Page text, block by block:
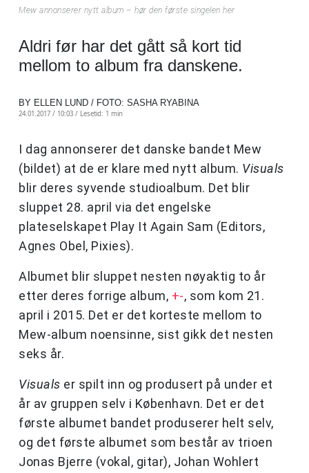
Mew annonserer nytt album – hør den første singelen her
Aldri før har det gått så kort tid
mellom to album fra danskene.
BY ELLEN LUND / FOTO: SASHA RYABINA
24.01.2017 / 10:03 / Lesetid: 1 min
I dag annonserer det danske bandet Mew
(bildet) at de er klare med nytt album. Visuals
blir deres syvende studioalbum. Det blir
sluppet 28. april via det engelske
plateselskapet Play It Again Sam (Editors,
Agnes Obel, Pixies).
Albumet blir sluppet nesten nøyaktig to år
etter deres forrige album, +-, som kom 21.
april i 2015. Det er det korteste mellom to
Mew-album noensinne, sist gikk det nesten
seks år.
Visuals er spilt inn og produsert på under et
år av gruppen selv i København. Det er det
første albumet bandet produserer helt selv,
og det første albumet som består av trioen
Jonas Bjerre (vokal, gitar), Johan Wohlert